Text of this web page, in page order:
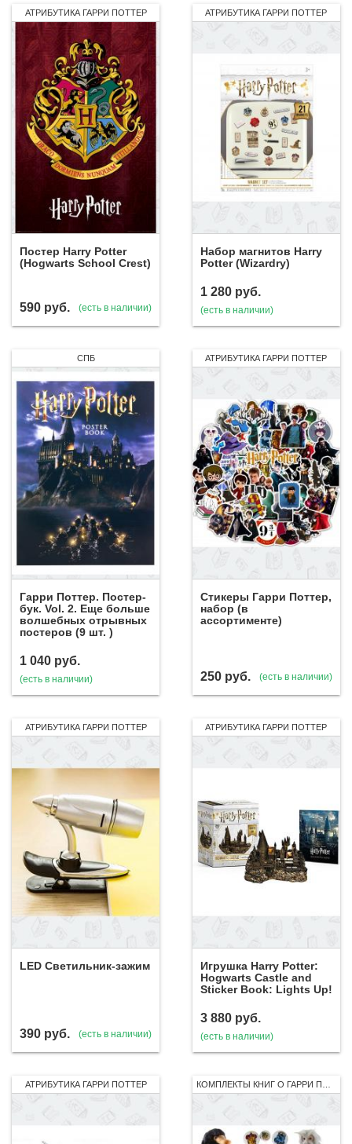
АТРИБУТИКА ГАРРИ ПОТТЕР
Постер Harry Potter
(Hogwarts School Crest)
590 руб. (есть в наличии)
АТРИБУТИКА ГАРРИ ПОТТЕР
Набор магнитов Harry
Potter (Wizardry)
1 280 руб.
(есть в наличии)
СПБ
Гарри Поттер. Постер-
бук. Vol. 2. Еще больше
волшебных отрывных
постеров (9 шт. )
1 040 руб.
(есть в наличии)
АТРИБУТИКА ГАРРИ ПОТТЕР
Стикеры Гарри Поттер,
набор (в
ассортименте)
250 руб. (есть в наличии)
АТРИБУТИКА ГАРРИ ПОТТЕР
LED Светильник-зажим
390 руб. (есть в наличии)
АТРИБУТИКА ГАРРИ ПОТТЕР
Игрушка Harry Potter:
Hogwarts Castle and
Sticker Book: Lights Up!
3 880 руб.
(есть в наличии)
АТРИБУТИКА ГАРРИ ПОТТЕР КОМПЛЕКТЫ КНИГ О ГАРРИ ПОТТЕРЕ